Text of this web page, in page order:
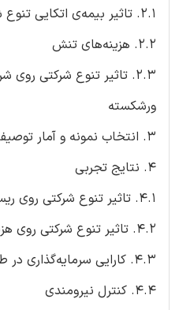
2.1. تاثیر بیمه‌ی اتکایی تنوع شرکتی
2.2. هزینه‌های تنش
2.3. تاثیر تنوع شرکتی
ورشکسته
3. انتخاب نمونه و آمار توصیفی
4. نتایج تجربی
4.1. تاثیر تنوع شرکتی روی ریسک ورشکستگی
4.2. تاثیر تنوع شرکتی روی هزینه‌های ورشکستگی
4.3. کارایی سرمایه‌گذاری در طول فصل 11
4.4. کنترل نیرومندی